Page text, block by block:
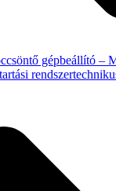
gépbeállító –